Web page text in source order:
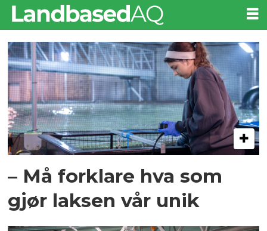
Tag:
skagen
salmon
– Må forklare hva som
gjør laksen vår unik